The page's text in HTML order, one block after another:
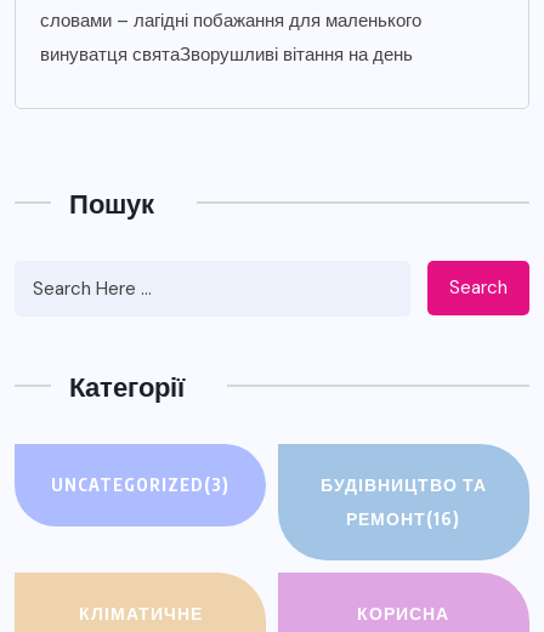
словами – лагідні побажання для маленького
винуватця святаЗворушливі вітання на день
Пошук
Search
Категорії
UNCATEGORIZED(3)
БУДІВНИЦТВО ТА
РЕМОНТ(16)
КЛІМАТИЧНЕ
КОРИСНА